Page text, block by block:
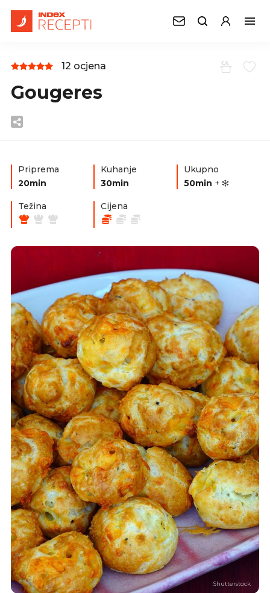
12 ocjena
Gougeres
Priprema
20min
Kuhanje
30min
Ukupno
50min +
Težina Cijena
Shutterstock